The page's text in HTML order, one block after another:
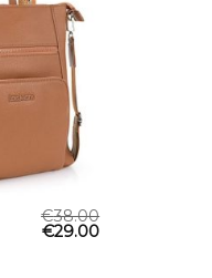
€38.00
€29.00